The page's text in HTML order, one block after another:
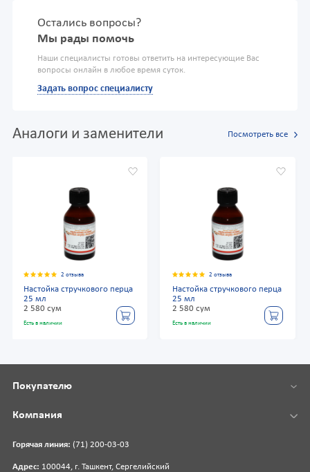
Остались вопросы?
Мы рады помочь
Наши специалисты готовы ответить на интересующие Вас
вопросы онлайн в любое время суток.
Задать вопрос специалисту
Аналоги и заменители Посмотреть все
2 отзыва
Настойка стручкового перца
25 мл
2 580 сум
Есть в наличии
2 отзыва
Настойка стручкового перца
25 мл
2 580 сум
Есть в наличии
Горячая линия: (71) 200-03-03
Адрес: 100044, г. Ташкент, Сергелийский
Покупателю
Компания